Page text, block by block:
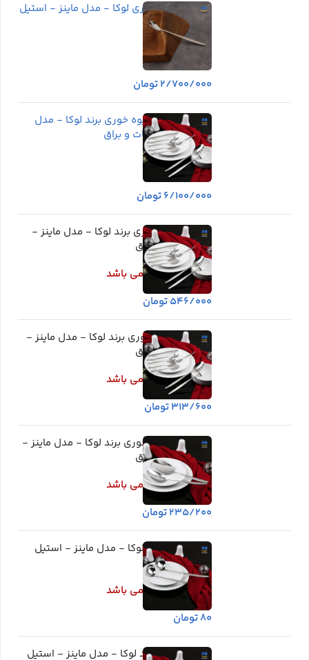
قاشق شربت خوری لوکا - مدل ماینز - استیل
مات و براق
۲/۷۰۰/۰۰۰تومان
موجود در انبار
کارد و چنگال میوه خوری برند لوکا - مدل
ماینز - استیل مات و براق
۶/۱۰۰/۰۰۰تومان
موجود در انبار
چنگال میوه خوری برند لوکا - مدل ماینز -
استیل مات و براق
اطلاعات بیشتر
۵۴۶/۰۰۰تومان
در انبار موجود نمی باشد
قاشق بستنی خوری برند لوکا - مدل ماینز -
استیل مات و براق
اطلاعات بیشتر
۳۱۳/۶۰۰تومان
در انبار موجود نمی باشد
قاشق خورشت خوری برند لوکا - مدل ماینز -
استیل مات و براق
اطلاعات بیشتر
۲۳۵/۲۰۰تومان
در انبار موجود نمی باشد
ملاقه بزرگ برند لوکا - مدل ماینز - استیل
مات و براق
اطلاعات بیشتر
۸۰تومان
در انبار موجود نمی باشد
ملاقه کوچک برند لوکا - مدل ماینز - استیل